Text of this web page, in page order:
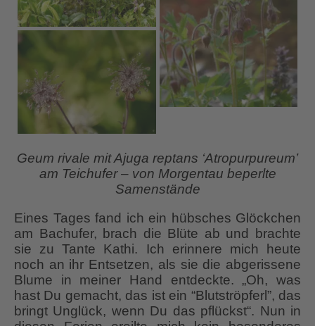
Geum rivale mit Ajuga reptans ‘Atropurpureum’
am Teichufer – von Morgentau beperlte
Samenstände
Eines Tages fand ich ein hübsches Glöckchen
am Bachufer, brach die Blüte ab und brachte
sie zu Tante Kathi. Ich erinnere mich heute
noch an ihr Entsetzen, als sie die abgerissene
Blume in meiner Hand entdeckte. „Oh, was
hast Du gemacht, das ist ein “Blutströpferl”, das
bringt Unglück, wenn Du das pflückst“. Nun in